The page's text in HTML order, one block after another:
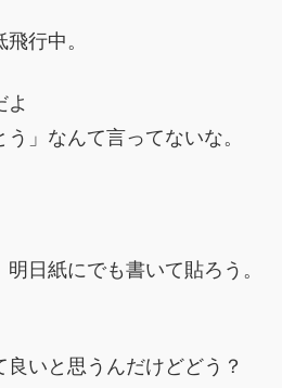
行中。
よ
」なんて言ってないな。
日紙にでも書いて貼ろう。
いと思うんだけどどう？